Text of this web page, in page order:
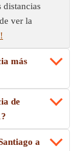
distancias
ver la
más
de
a